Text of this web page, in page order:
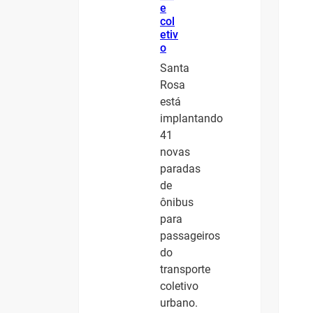
e
col
etiv
o
Santa
Rosa
está
implantando
41
novas
paradas
de
ônibus
para
passageiros
do
transporte
coletivo
urbano.